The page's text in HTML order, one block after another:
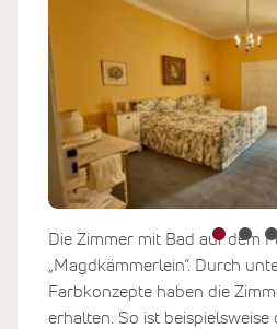
Die Zimmer mit Bad auf dem
„Magdkämmerlein“. Durch
Farbkonzepte haben die
erhalten. So ist beispielsweise